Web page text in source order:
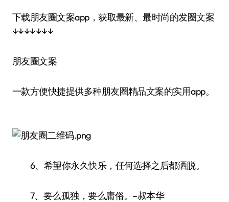
下载朋友圈文案app，获取最新、最时尚的发圈文案
↓↓↓↓↓↓↓
朋友圈文案
一款方便快捷提供多种朋友圈精品文案的实用app。
6、希望你永久快乐，任何选择之后都洒脱。
7、要么孤独，要么庸俗。–叔本华